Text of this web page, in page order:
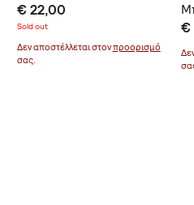
€ 22,00
Sold out
Δεν αποστέλλεται στονπροορισμό
σας.
€